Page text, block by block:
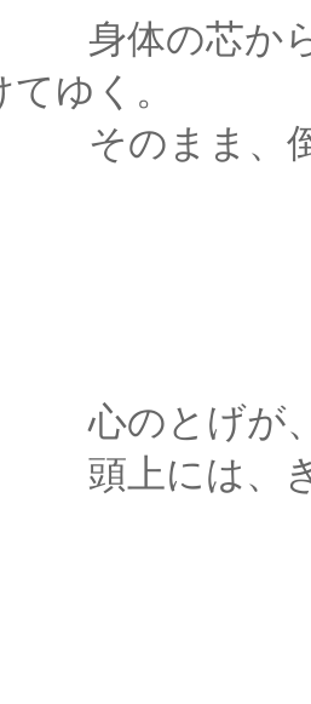
からとろけ
ゆく。
、倒れこむ
が、すっ
、きらめ